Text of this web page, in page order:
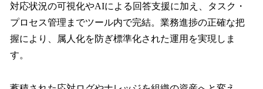
対応状況の可視化やAIによる回答支援に加え、タスク・
プロセス管理までツール内で完結。業務進捗の正確な把
握により、属人化を防ぎ標準化された運用を実現しま
す。